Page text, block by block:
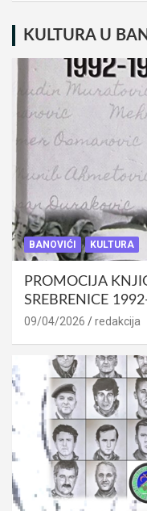
KULTURA U
BANOVIĆI KULTURA
PROMOCIJA
SREBRENICE
09/04/2026 redakcija